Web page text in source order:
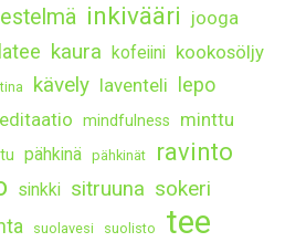
inkivääri jooga
kaura kofeiini kookosöljy
kävely laventeli lepo
mindfulness minttu
pähkinä pähkinät ravinto
sinkki sitruuna sokeri
suolavesi suolisto tee